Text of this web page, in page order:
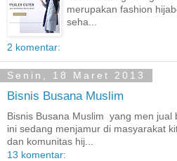
merupakan fashion
seha...
2 komentar:
Senin, 18 Maret 2013
Bisnis Busana Muslim
Bisnis Busana Muslim yang men jual
ini sedang menjamur di masyarakat
dan komunitas hij...
13 komentar: